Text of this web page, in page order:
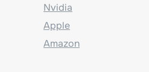
Nvidia
Apple
Amazon